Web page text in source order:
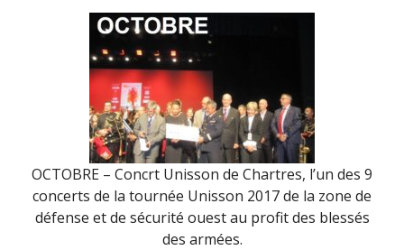
OCTOBRE – Concrt Unisson de Chartres, l’un des 9
concerts de la tournée Unisson 2017 de la zone de
défense et de sécurité ouest au profit des blessés
des armées.